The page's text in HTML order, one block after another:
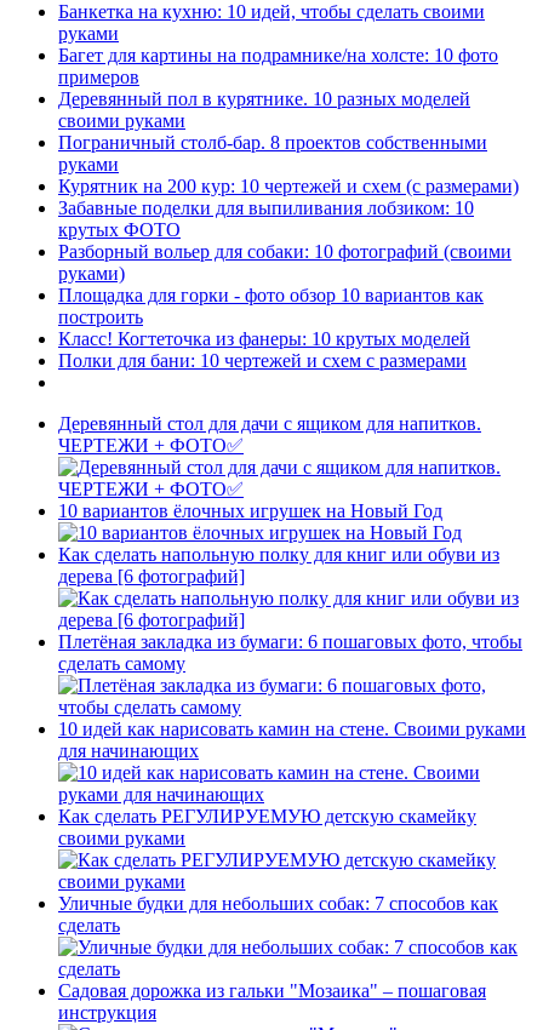
Банкетка на кухню: 10 идей, чтобы сделать своими
руками
Багет для картины на подрамнике/на холсте: 10 фото
примеров
Деревянный пол в курятнике. 10 разных моделей
своими руками
Пограничный столб-бар. 8 проектов собственными
руками
Курятник на 200 кур: 10 чертежей и схем (с размерами)
Забавные поделки для выпиливания лобзиком: 10
крутых ФОТО
Разборный вольер для собаки: 10 фотографий (своими
руками)
Площадка для горки - фото обзор 10 вариантов как
построить
Класс! Когтеточка из фанеры: 10 крутых моделей
Полки для бани: 10 чертежей и схем с размерами
Деревянный стол для дачи с ящиком для напитков.
ЧЕРТЕЖИ + ФОТО✅
10 вариантов ёлочных игрушек на Новый Год
Как сделать напольную полку для книг или обуви из
дерева [6 фотографий]
Плетёная закладка из бумаги: 6 пошаговых фото, чтобы
сделать самому
10 идей как нарисовать камин на стене. Своими руками
для начинающих
Как сделать РЕГУЛИРУЕМУЮ детскую скамейку
своими руками
Уличные будки для небольших собак: 7 способов как
сделать
Садовая дорожка из гальки "Мозаика" – пошаговая
инструкция